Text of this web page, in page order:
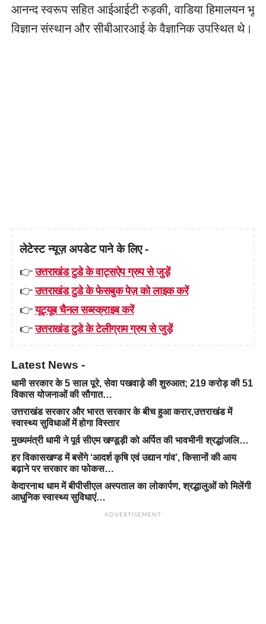
आनन्द स्वरूप सहित आईआईटी रुड़की, वाडिया हिमालयन भू
विज्ञान संस्थान और सीबीआरआई के वैज्ञानिक उपस्थित थे।
लेटेस्ट न्यूज़ अपडेट पाने के लिए -
👉उत्तराखंड टुडे के वाट्सऐप ग्रुप से जुड़ें
👉उत्तराखंड टुडे के फेसबुक पेज़ को लाइक करें
👉यूट्यूब चैनल सब्स्क्राइब करें
👉उत्तराखंड टुडे के टेलीग्राम ग्रुप से जुड़ें
Latest News -
धामी सरकार के 5 साल पूरे, सेवा पखवाड़े की शुरुआत; 219 करोड़ की 51
विकास योजनाओं की सौगात…
उत्तराखंड सरकार और भारत सरकार के बीच हुआ करार,उत्तराखंड में
स्वास्थ्य सुविधाओं में होगा विस्तार
मुख्यमंत्री धामी ने पूर्व सीएम खण्डूड़ी को अर्पित की भावभीनी श्रद्धांजलि…
हर विकासखण्ड में बसेंगे ‘आदर्श कृषि एवं उद्यान गांव’, किसानों की आय
बढ़ाने पर सरकार का फोकस…
केदारनाथ धाम में बीपीसीएल अस्पताल का लोकार्पण, श्रद्धालुओं को मिलेंगी
आधुनिक स्वास्थ्य सुविधाएं…
ADVERTISEMENT